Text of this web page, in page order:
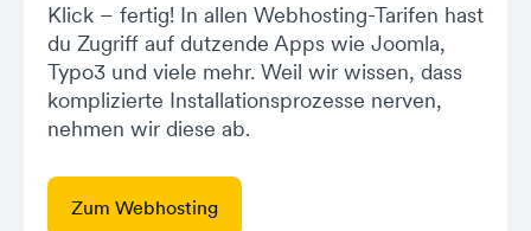
Klick – fertig! In allen Webhosting-Tarifen hast
du Zugriff auf dutzende Apps wie Joomla,
Typo3 und viele mehr. Weil wir wissen, dass
komplizierte Installationsprozesse nerven,
nehmen wir diese ab.
Zum Webhosting